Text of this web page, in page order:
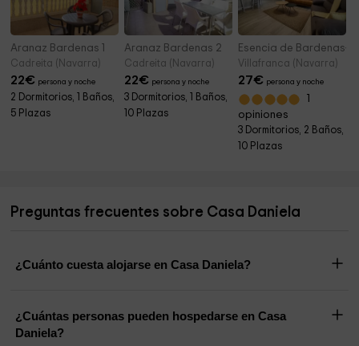
Aranaz Bardenas 1
Cadreita (Navarra)
22€ persona y noche
2 Dormitorios, 1 Baños,
5 Plazas
Aranaz Bardenas 2
Cadreita (Navarra)
22€ persona y noche
3 Dormitorios, 1 Baños,
10 Plazas
Esencia de Bardenas-
Villafranca (Navarra)
27€ persona y noche
opiniones
3 Dormitorios, 2 Baños,
10 Plazas
Preguntas frecuentes sobre Casa Daniela
¿Cuánto cuesta alojarse en Casa Daniela?
¿Cuántas personas pueden hospedarse en Casa
Daniela?